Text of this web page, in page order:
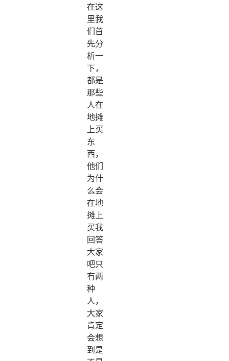
在这
里我
们首
先分
析一
下，
都是
那些
人在
地摊
上买
东
西，
他们
为什
么会
在地
摊上
买我
回答
大家
吧只
有两
种
人，
大家
肯定
会想
到是